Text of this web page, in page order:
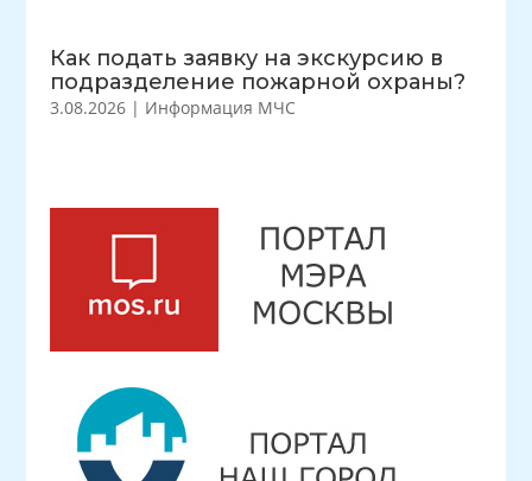
Как подать заявку на экскурсию в
подразделение пожарной охраны?
3.08.2026 | Информация МЧС